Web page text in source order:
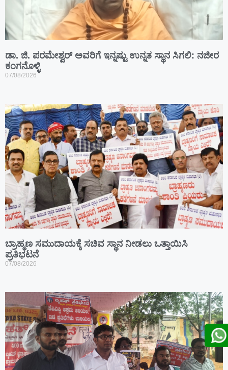
ಡಾ. ಜಿ. ಪರಮೇಶ್ವರ್ ಅವರಿಗೆ ಇನ್ನಷ್ಟು ಉನ್ನತ ಸ್ಥಾನ ಸಿಗಲಿ: ನಜೀರ
ಕಂಗನೊಳ್ಳಿ
07/08/2026
ಬ್ರಾಹ್ಮಣ ಸಮುದಾಯಕ್ಕೆ ಸಚಿವ ಸ್ಥಾನ ನೀಡಲು ಒತ್ತಾಯಿಸಿ
ಪ್ರತಿಭಟನೆ
07/08/2026